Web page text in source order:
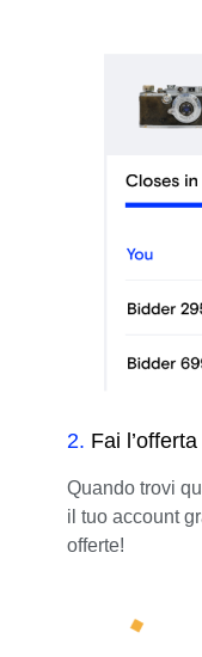
2. Fai
Quando trovi
il tuo account
offerte!